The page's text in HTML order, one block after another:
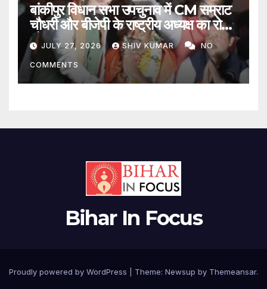
बांकीपुर विधान सभा उपचुनाव में CM सम्राट
चौधरी और बीजेपी के राष्ट्रीय अध्यक्ष का रोड
शोJULY 27, 2026 SHIV KUMAR NO
COMMENTS
Bihar In Focus
Proudly powered by WordPress Theme: Newsup by Themeansar.